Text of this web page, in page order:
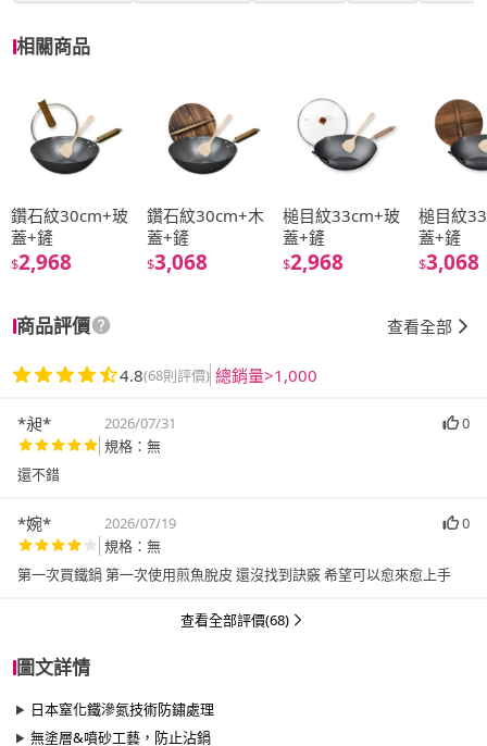
相關商品
鑽石紋30cm+玻
蓋+鏟
$2,968
鑽石紋30cm+木
蓋+鏟
$3,068
槌目紋33cm+玻
蓋+鏟
$2,968
槌目紋
蓋+鏟
$3,068
商品評價 查看全部
4.8(68則評價) 總銷量>1,000
*昶* 2026/07/31
0
規格：無
*婉* 2026/07/19
0
規格：無
第一次買鐵鍋 第一次使用煎魚脫皮 還沒找到訣竅 希望可以愈來愈上手
查看全部評價(68)
圖文詳情
日本窒化鐵滲氮技術防鏽處理
無塗層&噴砂工藝，防止沾鍋